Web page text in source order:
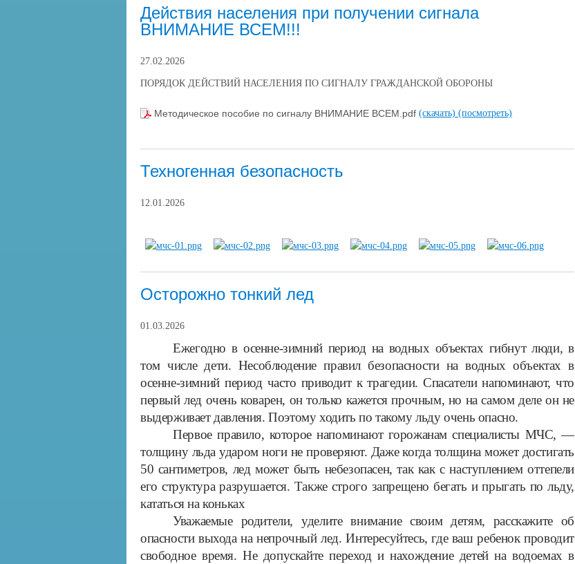
Действия населения при получении сигнала
ВНИМАНИЕ ВСЕМ!!!
27.02.2026
ПОРЯДОК ДЕЙСТВИЙ НАСЕЛЕНИЯ ПО СИГНАЛУ ГРАЖДАНСКОЙ ОБОРОНЫ
Методическое пособие по сигналу ВНИМАНИЕ ВСЕМ.pdf (скачать) (посмотреть)
Техногенная безопасность
12.01.2026
Осторожно тонкий лед
01.03.2026
Ежегодно в осенне-зимний период на водных объектах гибнут люди, в
том числе дети. Несоблюдение правил безопасности на водных объектах в
осенне-зимний период часто приводит к трагедии. Спасатели напоминают, что
первый лед очень коварен, он только кажется прочным, но на самом деле он не
выдерживает давления. Поэтому ходить по такому льду очень опасно.
Первое правило, которое напоминают горожанам специалисты МЧС, —
толщину льда ударом ноги не проверяют. Даже когда толщина может достигать
50 сантиметров, лед может быть небезопасен, так как с наступлением оттепели
его структура разрушается. Также строго запрещено бегать и прыгать по льду,
кататься на коньках
Уважаемые родители, уделите внимание своим детям, расскажите об
опасности выхода на непрочный лед. Интересуйтесь, где ваш ребенок проводит
свободное время. Не допускайте переход и нахождение детей на водоемах в